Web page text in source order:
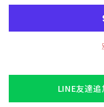
カ
ー
ャ
カ
ー
シ
ャ
LINE友達